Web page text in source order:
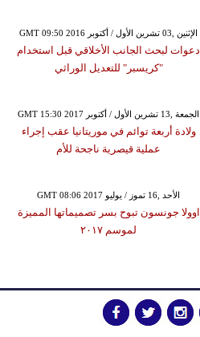
GMT 09:50 2016 الإثنين ,03 تشرين الأول / أكتوبر
دعوات لبحث الجانب الأخلاقي قبل استخدام
"كريسبر" للتعديل الوراثي
GMT 15:30 2017 الجمعة ,13 تشرين الأول / أكتوبر
ولادة أربعة توائم في موريتانيا عقب إجراء
عملية قيصرية ناجحة للأم
GMT 08:06 2017 الأحد ,16 تموز / يوليو
اوولا جونسون تبوح بسر تصميماتها المميزة
لموسم ٢٠١٧